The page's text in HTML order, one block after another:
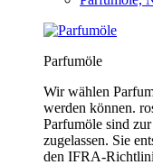
Parfumöle
Wir wählen
werden können.
Parfumöle sind
zugelassen. Sie
den IFRA-